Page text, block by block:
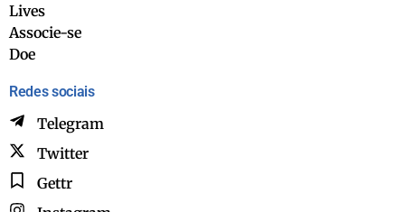
Lives
Associe-se
Doe
Redes sociais
Telegram
Twitter
Gettr